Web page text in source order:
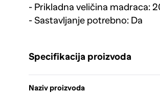
- Prikladna veličina madraca:
- Sastavljanje potrebno: Da
Specifikacija proizvoda
Naziv proizvoda